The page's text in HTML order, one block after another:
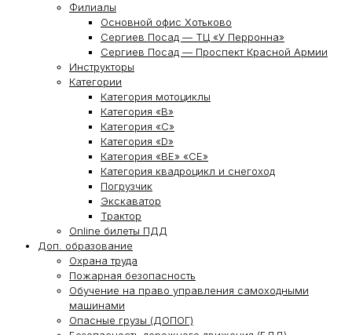
Филиалы
Основной офис Хотьково
Сергиев Посад — ТЦ «У Перронна»
Сергиев Посад — Проспект Красной Армии
Инструкторы
Категории
Категория мотоциклы
Категория «В»
Категория «С»
Категория «D»
Категория «ВЕ» «СЕ»
Категория квадроцикл и снегоход
Погрузчик
Экскаватор
Трактор
Online билеты ПДД
Доп. образование
Охрана труда
Пожарная безопасность
Обучение на право управления самоходными
машинами
Опасные грузы (ДОПОГ)